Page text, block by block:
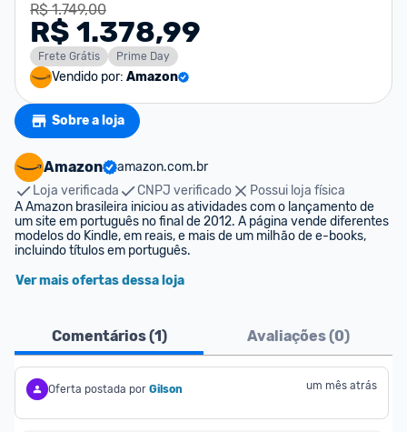
R$ 1.749,00
R$ 1.378,99
Frete Grátis Prime Day
Vendido por: Amazon
Sobre a loja
Amazon
amazon.com.br
Loja verificada
CNPJ verificado
Possui loja física
A Amazon brasileira iniciou as atividades com o lançamento de
um site em português no final de 2012. A página vende diferentes
modelos do Kindle, em reais, e mais de um milhão de e-books,
incluindo títulos em português.
Ver mais ofertas dessa loja
Comentários (1) Avaliações (0)
Oferta postada por Gilson um mês atrás